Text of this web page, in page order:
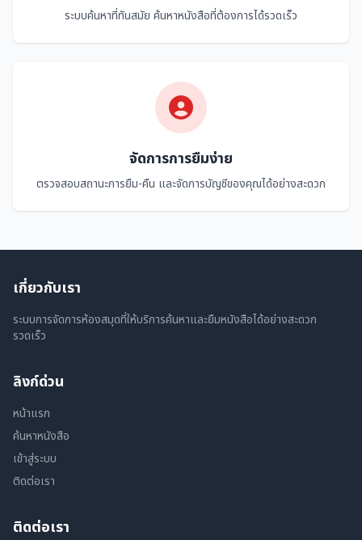
ระบบค้นหาที่ทันสมัย ค้นหาหนังสือที่ต้องการได้รวดเร็ว
จัดการการยืมง่าย
ตรวจสอบสถานะการยืม-คืน และจัดการบัญชีของคุณได้อย่างสะดวก
เกี่ยวกับเรา
ระบบการจัดการห้องสมุดที่ให้บริการค้นหาและยืมหนังสือได้อย่างสะดวก
รวดเร็ว
ลิงก์ด่วน
หน้าแรก
ค้นหาหนังสือ
เข้าสู่ระบบ
ติดต่อเรา
ติดต่อเรา